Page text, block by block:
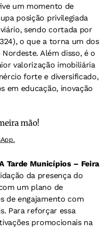
um momento de
posição privilegiada
sendo cortada por
o que a torna um dos
Além disso, é o
valorização imobiliária
forte e diversificado,
em educação, inovação
mão!
Tarde Municípios – Feira
da presença do
um plano de
de engajamento com
Para reforçar essa
promocionais na